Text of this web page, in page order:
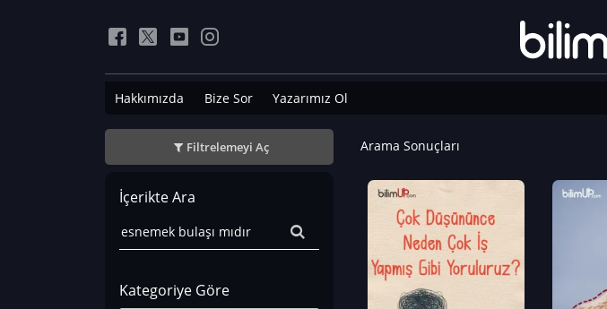
Hakkımızda Bize Sor Yazarımız Ol
Filtrelemeyi Aç
İçerikte Ara
Kategoriye Göre
Arama Sonuçları